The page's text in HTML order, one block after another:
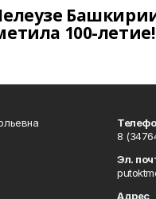
100-летие!
8
Эл.
Адрес